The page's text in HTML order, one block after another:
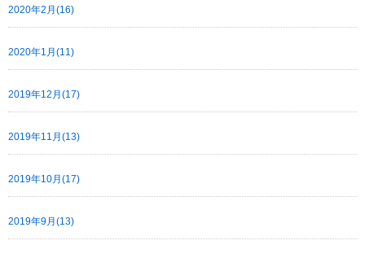
2020年2月(16)
2020年1月(11)
2019年12月(17)
2019年11月(13)
2019年10月(17)
2019年9月(13)